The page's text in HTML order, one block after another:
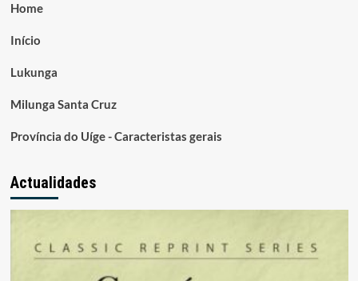
Home
Início
Lukunga
Milunga Santa Cruz
Província do Uíge - Caracteristas gerais
Actualidades